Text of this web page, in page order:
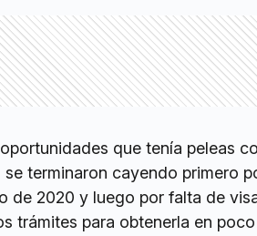
que tenía peleas
terminaron cayendo primero
de 2020 y luego por falta de
trámites para obtenerla en